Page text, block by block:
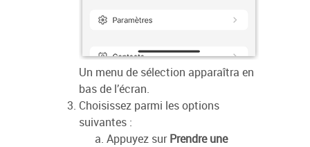
Un menu de sélection apparaîtra en
bas de l’écran.
Choisissez parmi les options
suivantes :
Appuyez surPrendre une